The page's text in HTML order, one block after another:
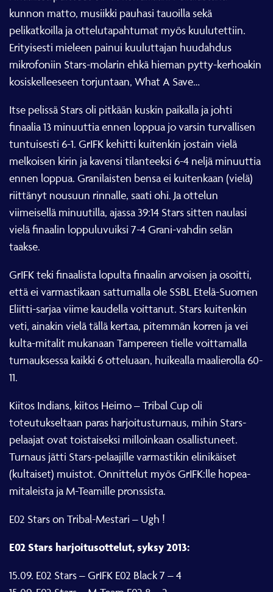
kunnon matto, musiikki pauhasi tauoilla sekä
pelikatkoilla ja ottelutapahtumat myös kuulutettiin.
Erityisesti mieleen painui kuuluttajan huudahdus
mikrofoniin Stars-molarin ehkä hieman pytty-kerhoakin
kosiskelleeseen torjuntaan, What A Save…
Itse pelissä Stars oli pitkään kuskin paikalla ja johti
finaalia 13 minuuttia ennen loppua jo varsin turvallisen
tuntuisesti 6-1. GrIFK kehitti kuitenkin jostain vielä
melkoisen kirin ja kavensi tilanteeksi 6-4 neljä minuuttia
ennen loppua. Granilaisten bensa ei kuitenkaan (vielä)
riittänyt nousuun rinnalle, saati ohi. Ja ottelun
viimeisellä minuutilla, ajassa 39:14 Stars sitten naulasi
vielä finaalin loppuluvuiksi 7-4 Grani-vahdin selän
taakse.
GrIFK teki finaalista lopulta finaalin arvoisen ja osoitti,
että ei varmastikaan sattumalla ole SSBL Etelä-Suomen
Eliitti-sarjaa viime kaudella voittanut. Stars kuitenkin
veti, ainakin vielä tällä kertaa, pitemmän korren ja vei
kulta-mitalit mukanaan Tampereen tielle voittamalla
turnauksessa kaikki 6 otteluaan, huikealla maalierolla 60-
11.
Kiitos Indians, kiitos Heimo – Tribal Cup oli
toteutukseltaan paras harjoitusturnaus, mihin Stars-
pelaajat ovat toistaiseksi milloinkaan osallistuneet.
Turnaus jätti Stars-pelaajille varmastikin elinikäiset
(kultaiset) muistot. Onnittelut myös GrIFK:lle hopea-
mitaleista ja M-Teamille pronssista.
E02 Stars on Tribal-Mestari – Ugh !
E02 Stars harjoitusottelut, syksy 2013:
15.09. E02 Stars – GrIFK E02 Black 7 – 4
15.09. E02 Stars – M-Team E02 8 – 2